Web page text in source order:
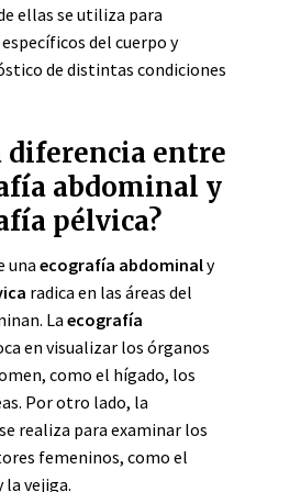
ellas se utiliza para
del cuerpo y
de distintas condiciones
diferencia entre
abdominal y
pélvica?
una ecografía abdominaly
radica en las áreas del
La ecografía
en visualizar los órganos
como el hígado, los
Por otro lado, la
se realiza para examinar los
femeninos, como el
la vejiga.